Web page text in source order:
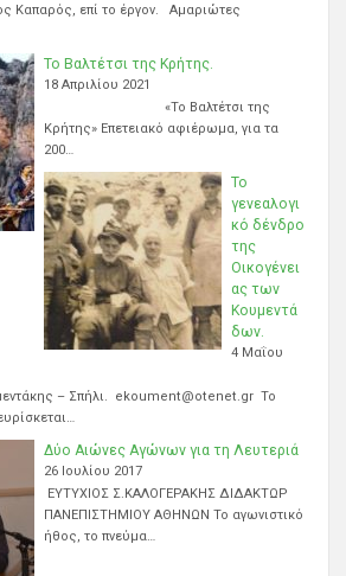
Καπαρός, επί το έργον. Αμαριώτες
Το Βαλτέτσι της Κρήτης.
18 Απριλίου 2021
«Το Βαλτέτσι της
Κρήτης» Επετειακό αφιέρωμα, για τα
200…
Το
γενεαλογι
κό δένδρο
της
Οικογένει
ας των
Κουμεντά
δων.
4 Μαΐου
– Σπήλι. ekoument@otenet.gr Το
Δύο Αιώνες Αγώνων για τη Λευτεριά
26 Ιουλίου 2017
ΕΥΤΥΧΙΟΣ Σ.ΚΑΛΟΓΕΡΑΚΗΣ ΔΙΔΑΚΤΩΡ
ΠΑΝΕΠΙΣΤΗΜΙΟΥ ΑΘΗΝΩΝ Το αγωνιστικό
ήθος, το πνεύμα…